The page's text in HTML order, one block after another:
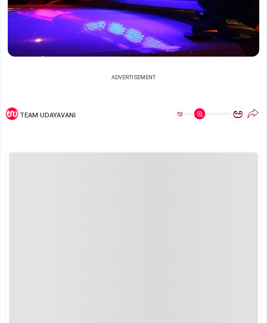
ADVERTISEMENT
TEAM UDAYAVANI ಅ ಅ